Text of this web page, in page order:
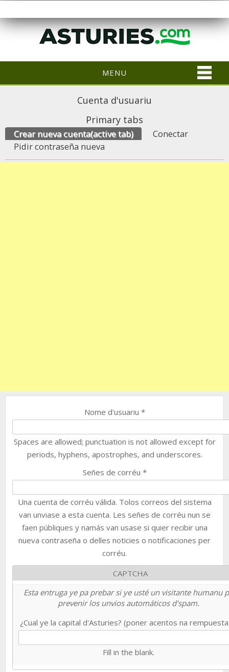
MENU
Cuenta d'usuariu
Primary tabs
Crear nueva cuenta(active tab)
Conectar
Pidir contraseña nueva
Nome d'usuariu *
Spaces are allowed; punctuation is not allowed except for
periods, hyphens, apostrophes, and underscores.
Señes de corréu *
Una cuenta de corréu válida. Tolos correos del sistema
van unviase a esta cuenta. Les señes de corréu nun se
faen públiques y namás van usase si quier recibir una
nueva contraseña o delles noticies o notificaciones per
corréu.
CAPTCHA
Esta entruga ye pa prebar si ye usté un visitante humanu
prevenir los unvios automáticos d'spam.
¿Cual ye la capital d'Asturies? (poner acentos na
Fill in the blank.